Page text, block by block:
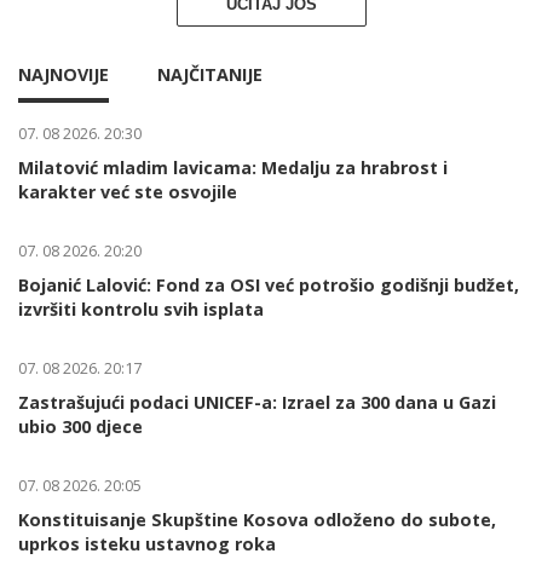
UČITAJ JOŠ
NAJNOVIJE NAJČITANIJE
07. 08 2026. 20:30
Milatović mladim lavicama: Medalju za hrabrost i
karakter već ste osvojile
07. 08 2026. 20:20
Bojanić Lalović: Fond za OSI već potrošio godišnji budžet,
izvršiti kontrolu svih isplata
07. 08 2026. 20:17
Zastrašujući podaci UNICEF-a: Izrael za 300 dana u Gazi
ubio 300 djece
07. 08 2026. 20:05
Konstituisanje Skupštine Kosova odloženo do subote,
uprkos isteku ustavnog roka